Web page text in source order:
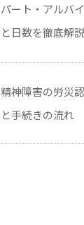
パート・アルバ
と日数を徹底解説
精神障害の労災
と手続きの流れ